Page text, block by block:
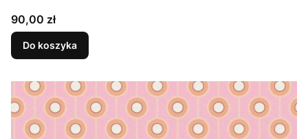
Cena
90,00 zł
Do koszyka